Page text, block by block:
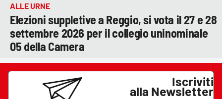
ALLE URNE
Elezioni suppletive a Reggio, si vota il 27 e 28
settembre 2026 per il collegio uninominale
05 della Camera
Iscriviti
alla Newsletter